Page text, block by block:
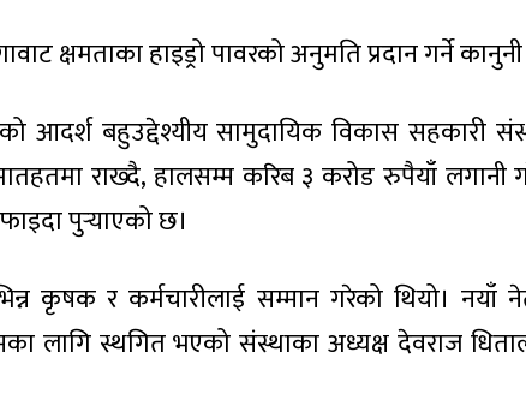
क्षमताका हाइड्रो पावरको अनुमति प्रदान गर्ने
आदर्श बहुउद्देश्यीय सामुदायिक विकास सहकारी
राख्दै, हालसम्म करिब ३ करोड रुपैयाँ लगानी
पुर्‍याएको छ।
कृषक र कर्मचारीलाई सम्मान गरेको थियो। नयाँ
लागि स्थगित भएको संस्थाका अध्यक्ष देवराज